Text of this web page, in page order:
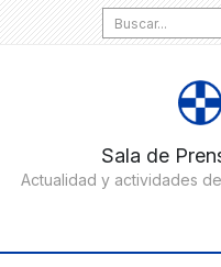
Search
for: